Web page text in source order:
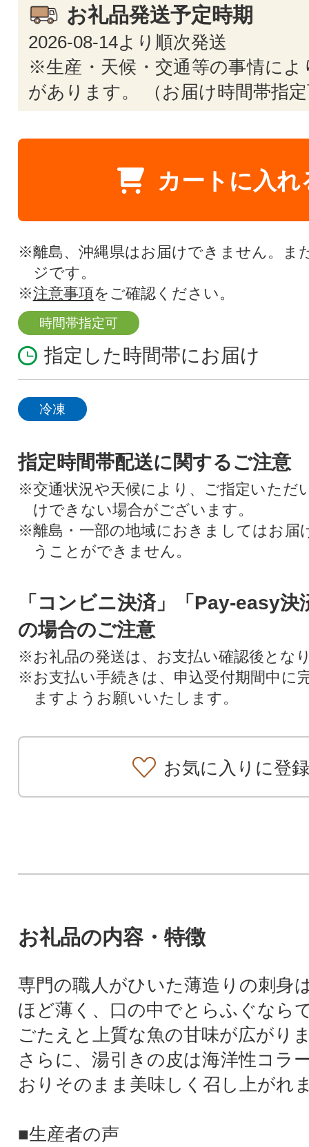
お礼品発送予定時期
2026-08-14より順次発送
※生産・天候・交通等の事情によ
があります。 （お届け時間帯指
カートに入れ
※離島、沖縄県はお届けできません。ま
ジです。
※注意事項をご確認ください。
時間帯指定可
指定した時間帯にお届け
冷凍
指定時間帯配送に関するご注意
※交通状況や天候により、ご指定いただ
けできない場合がございます。
※離島・一部の地域におきましてはお届
うことができません。
「コンビニ決済」「Pay-easy決
の場合のご注意
※お礼品の発送は、お支払い確認後とな
※お支払い手続きは、申込受付期間中に
ますようお願いいたします。
お気に入りに登録
お礼品の内容・特徴
専門の職人がひいた薄造りの刺身
ほど薄く、口の中でとらふぐなら
ごたえと上質な魚の甘味が広がり
さらに、湯引きの皮は海洋性コラ
おりそのまま美味しく召し上がれ
■生産者の声